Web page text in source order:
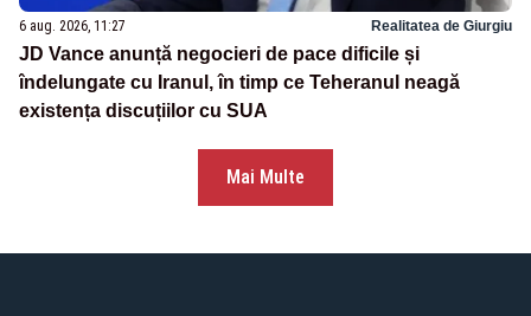
6 aug. 2026, 11:27 Realitatea de Giurgiu
JD Vance anunță negocieri de pace dificile și
îndelungate cu Iranul, în timp ce Teheranul neagă
existența discuțiilor cu SUA
Mai Multe